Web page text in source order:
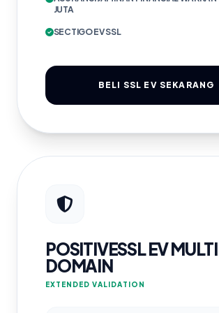
JUTA
SECTIGO EV SSL
BELI SSL EV SEKARANG
POSITIVESSL EV
DOMAIN
EXTENDED VALIDATION